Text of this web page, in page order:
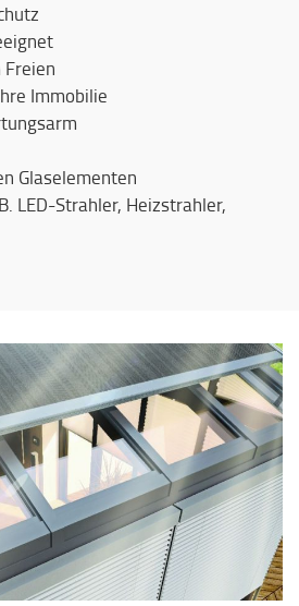
Immobilie
Glaselementen
LED-Strahler, Heizstrahler,